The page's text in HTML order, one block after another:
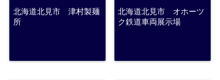
北海道北見市 津村製麺
所
北海道北見市 オホーツ
ク鉄道車両展示場